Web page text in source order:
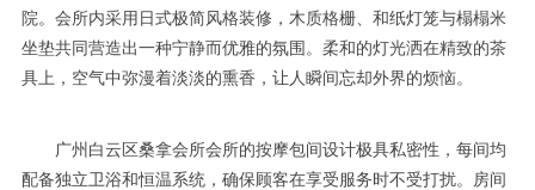
院。会所内采用日式极简风格装修，木质格栅、和纸灯笼与榻榻米
坐垫共同营造出一种宁静而优雅的氛围。柔和的灯光洒在精致的茶
具上，空气中弥漫着淡淡的熏香，让人瞬间忘却外界的烦恼。
广州白云区桑拿会所会所的按摩包间设计极具私密性，每间均
配备独立卫浴和恒温系统，确保顾客在享受服务时不受打扰。房间